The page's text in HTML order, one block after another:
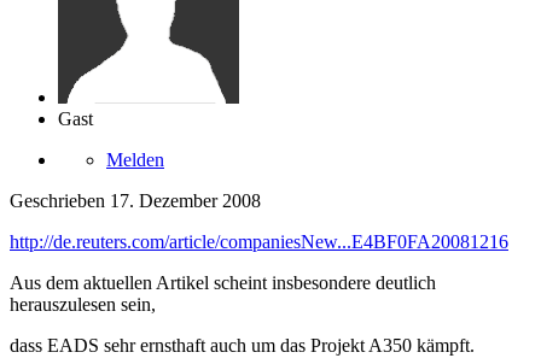
Gast
Melden
Geschrieben 17. Dezember 2008
http://de.reuters.com/article/companiesNew...E4BF0FA20081216
Aus dem aktuellen Artikel scheint insbesondere deutlich
herauszulesen sein,
dass EADS sehr ernsthaft auch um das Projekt A350 kämpft.